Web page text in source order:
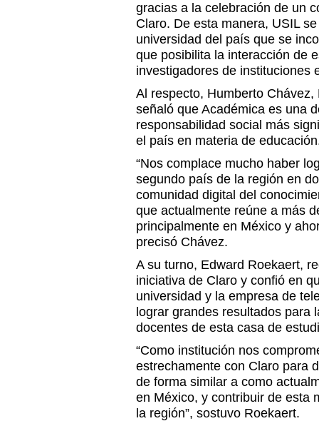
gracias a la celebración de un
Claro. De esta manera, USIL
universidad del país que se
que posibilita la interacción de
investigadores de instituciones
Al respecto, Humberto
señaló que Académica es una
responsabilidad social más
el país en materia de
“Nos complace mucho haber
segundo país de la región en
comunidad digital del
que actualmente reúne a más
principalmente en México y
precisó Chávez.
A su turno, Edward Roekaert,
iniciativa de Claro y confió en
universidad y la empresa de
lograr grandes resultados para
docentes de esta casa de
“Como institución nos
estrechamente con Claro para
de forma similar a como
en México, y contribuir de esta
la región”, sostuvo Roekaert.